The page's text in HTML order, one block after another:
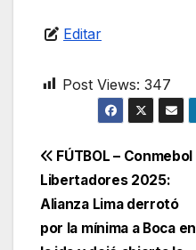
Editar
Post Views: 347
Navegación
de
entradas
FÚTBOL – Conmebol
Libertadores 2025:
Alianza Lima derrotó
por la mínima a Boca en